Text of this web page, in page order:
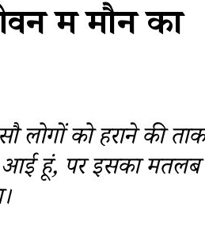
में मौन का
लोगों को हराने की
आई हूं, पर इसका मतलब